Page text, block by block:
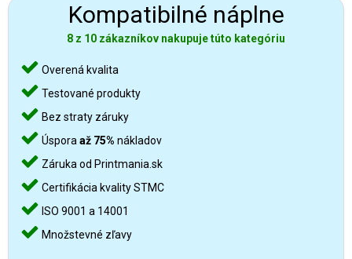
Kompatibilné náplne
8 z 10 zákazníkov nakupuje túto kategóriu
Overená kvalita
Testované produkty
Bez straty záruky
Úspora až 75% nákladov
Záruka od Printmania.sk
Certifikácia kvality STMC
ISO 9001 a 14001
Množstevné zľavy